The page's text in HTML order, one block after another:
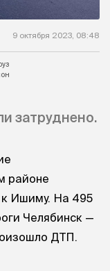
9 октября 2023, 08:48
затруднено.
районе
к Ишиму. На 495
Челябинск —
ДТП.